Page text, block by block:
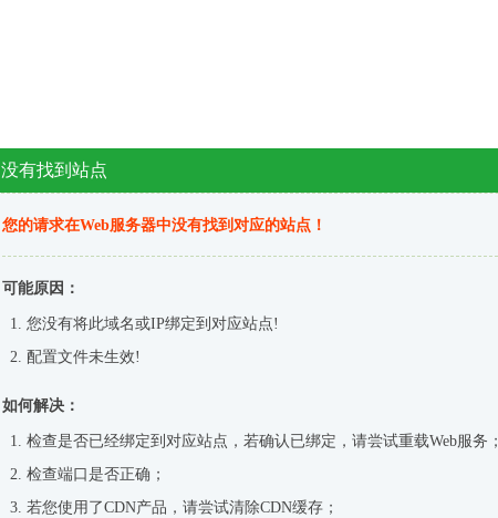
没有找到站点
您的请求在Web服务器中没有找到对应的站点！
可能原因：
您没有将此域名或IP绑定到对应站点!
配置文件未生效!
如何解决：
检查是否已经绑定到对应站点，若确认已绑定，请尝试重载Web服务；
检查端口是否正确；
若您使用了CDN产品，请尝试清除CDN缓存；